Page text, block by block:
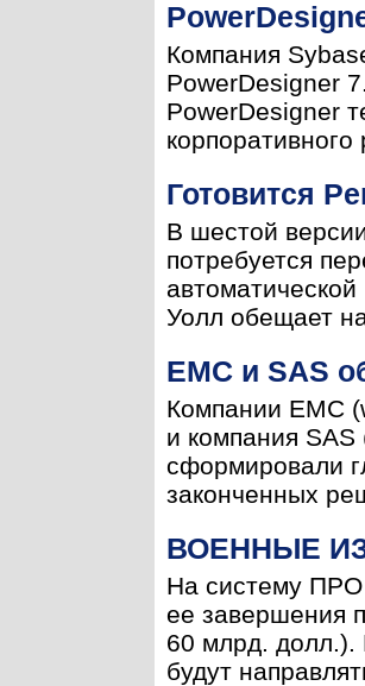
Компания
PowerDesigner
PowerDesigner
корпоративного
Готовится
В шестой
потребуется
Уолл обещает
EMC и SAS
Компании EMC
и компания
сформировали
законченных
ВОЕННЫЕ
На систему ПРО
ее завершения
60 млрд. долл.).
будут